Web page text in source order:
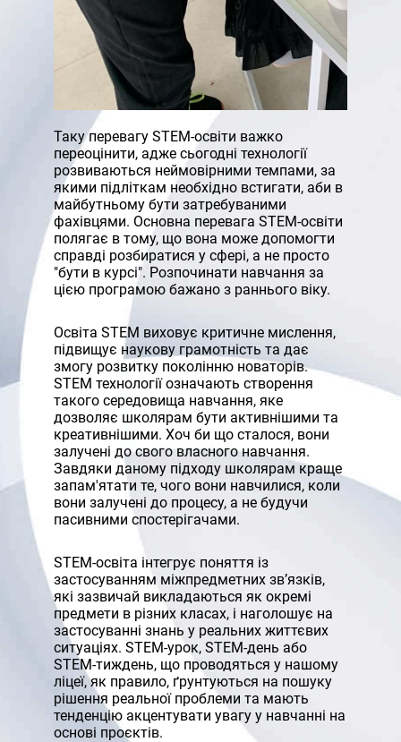
Таку перевагу STEM-освіти важко
переоцінити, адже сьогодні технології
розвиваються неймовірними темпами, за
якими підліткам необхідно встигати, аби в
майбутньому бути затребуваними
фахівцями. Основна перевага STEM-освіти
полягає в тому, що вона може допомогти
справді розбиратися у сфері, а не просто
"бути в курсі". Розпочинати навчання за
цією програмою бажано з раннього віку.
Освіта STEM виховує критичне мислення,
підвищує наукову грамотність та дає
змогу розвитку поколінню новаторів.
STEM технології означають створення
такого середовища навчання, яке
дозволяє школярам бути активнішими та
креативнішими. Хоч би що сталося, вони
залучені до свого власного навчання.
Завдяки даному підходу школярам краще
запам'ятати те, чого вони навчилися, коли
вони залучені до процесу, а не будучи
пасивними спостерігачами.
STEM-освіта інтегрує поняття із
застосуванням міжпредметних зв’язків,
які зазвичай викладаються як окремі
предмети в різних класах, і наголошує на
застосуванні знань у реальних життєвих
ситуаціях. STEM-урок, STEM-день або
STEM-тиждень, що проводяться у нашому
ліцеї, як правило, ґрунтуються на пошуку
рішення реальної проблеми та мають
тенденцію акцентувати увагу у навчанні на
основі проєктів.